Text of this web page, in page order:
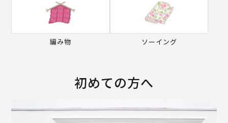
編み物 ソーイング
初めての方へ